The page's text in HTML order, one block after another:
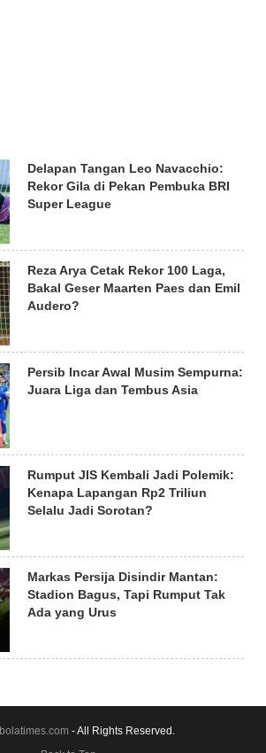
Delapan Tangan Leo Navacchio:
Rekor Gila di Pekan Pembuka BRI
Super League
Reza Arya Cetak Rekor 100 Laga,
Bakal Geser Maarten Paes dan Emil
Audero?
Persib Incar Awal Musim Sempurna:
Juara Liga dan Tembus Asia
Rumput JIS Kembali Jadi Polemik:
Kenapa Lapangan Rp2 Triliun
Selalu Jadi Sorotan?
Markas Persija Disindir Mantan:
Stadion Bagus, Tapi Rumput Tak
Ada yang Urus
bolatimes.com - All Rights Reserved.